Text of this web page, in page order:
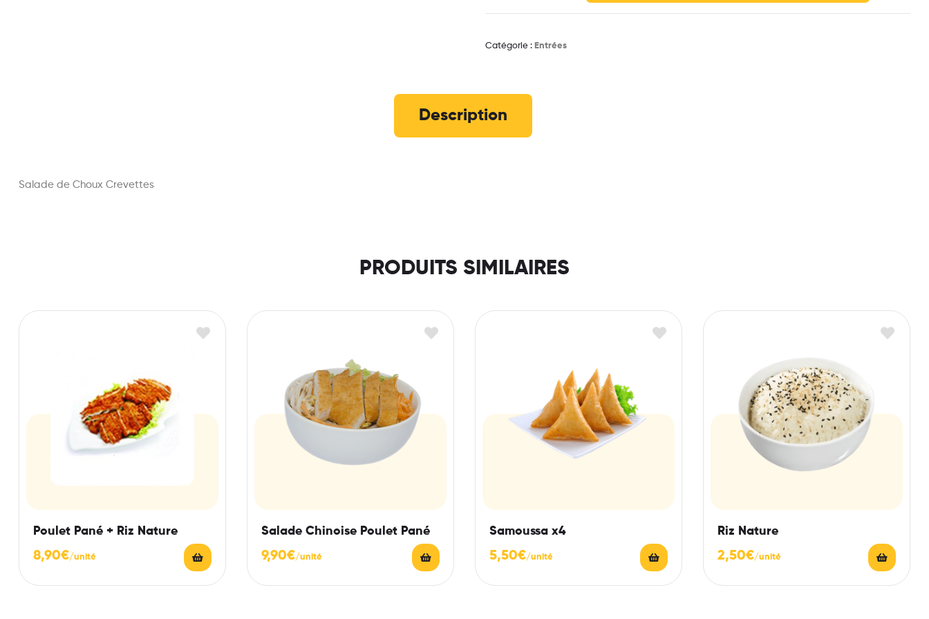
Catégorie : Entrées
Description
Salade de Choux Crevettes
PRODUITS SIMILAIRES
Poulet Pané + Riz Nature
8,90€
Salade Chinoise Poulet Pané
9,90€
Samoussa x4
5,50€
Riz Nature
2,50€